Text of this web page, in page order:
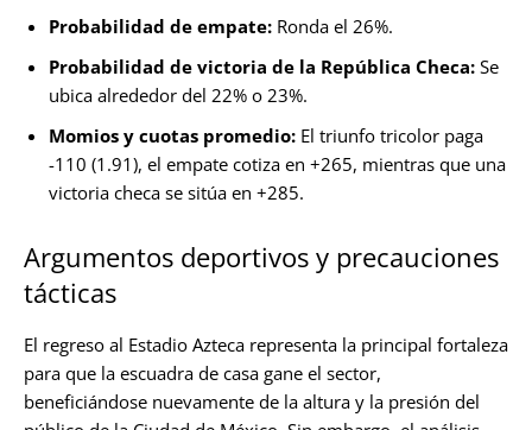
Probabilidad de empate: Ronda el 26%.
Probabilidad de victoria de la República Checa: Se
ubica alrededor del 22% o 23%.
Momios y cuotas promedio: El triunfo tricolor paga
-110 (1.91), el empate cotiza en +265, mientras que una
victoria checa se sitúa en +285.
Argumentos deportivos y precauciones
tácticas
El regreso al Estadio Azteca representa la principal fortaleza
para que la escuadra de casa gane el sector,
beneficiándose nuevamente de la altura y la presión del